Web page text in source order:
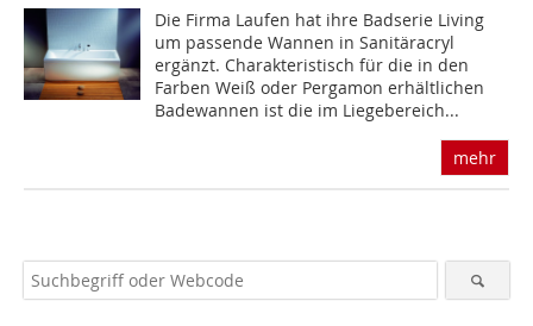
Die Firma Laufen hat ihre Badserie Living
um passende Wannen in Sanitäracryl
ergänzt. Charakteristisch für die in den
Farben Weiß oder Pergamon erhältlichen
Badewannen ist die im Liegebereich...
mehr